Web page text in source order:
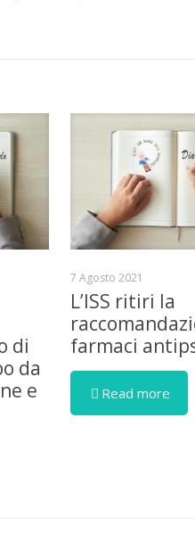
di
da
e
7 Agosto 2021
L’ISS ritiri la
farmaci
Read more